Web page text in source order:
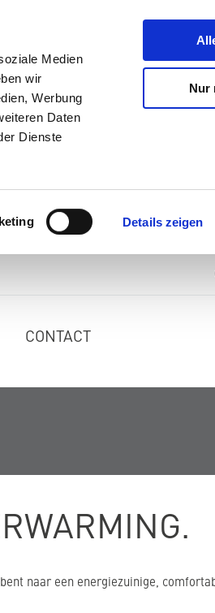
Medien
wir
Werbung
Daten
Dienste
Details zeigen
Nur
CONTACT
naar een energiezuinige,